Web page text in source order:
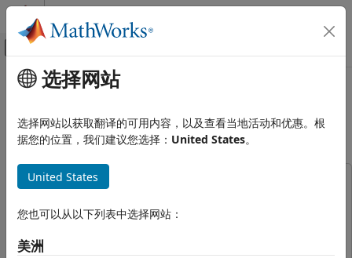
跳到内容
画布外导航菜单切换
文档主页
Simulink Real-Time
通信协议
本页内容
主要内容
本页采用了机器翻译。点击此处可查看最新英文版本。
二进制编码/解码重同步环回测试
此示例使用:
Simulink Simulink
Simulink Real-Time Target Support Package
选择网站
选择网站以获取翻译的可用内容，以及查看当地活动和优惠。根
据您的位置，我们建议您选择： United States。
United States
您也可以从以下列表中选择网站：
美洲